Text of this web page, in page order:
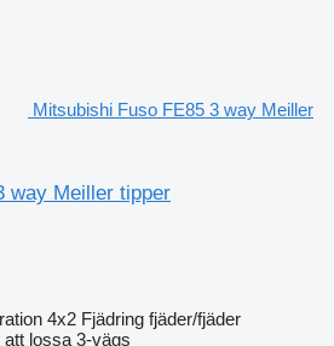
Mitsubishi Fuso FE85 3 way Meiller
way Meiller tipper
4x2 Fjädring fjäder/fjäder
att lossa 3-vägs